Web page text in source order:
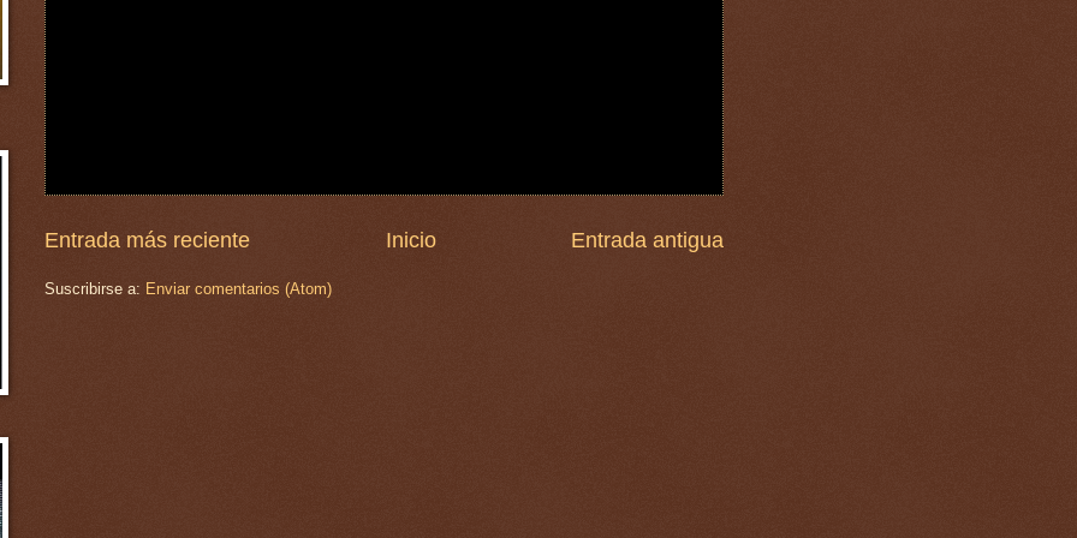
Entrada más reciente Entrada antigua
Inicio
Suscribirse a: Enviar comentarios (Atom)